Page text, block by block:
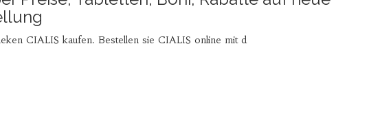
CIALIS kaufen. Bestellen sie CIALIS online mit d